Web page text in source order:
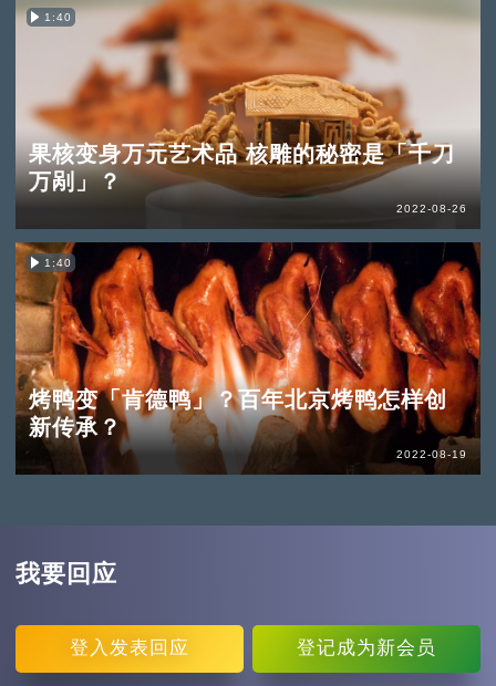
1:40
果核变身万元艺术品 核雕的秘密是「千刀
万剐」？
2022-08-26
1:40
烤鸭变「肯德鸭」？百年北京烤鸭怎样创
新传承？
2022-08-19
我要回应
登入 发表回应 登记成为新会员